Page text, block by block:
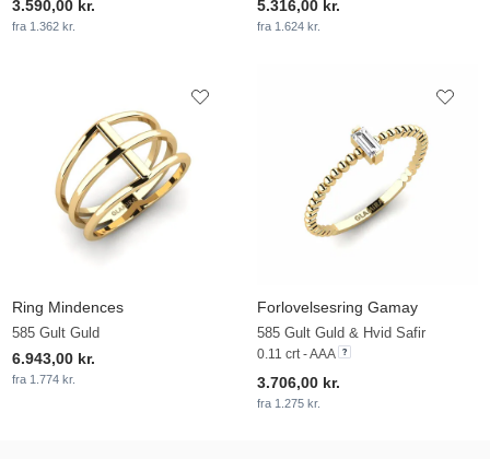
3.590,00 kr.
fra 1.362 kr.
5.316,00 kr.
fra 1.624 kr.
Ring Mindences
585 Gult Guld
6.943,00 kr.
fra 1.774 kr.
Forlovelsesring Gamay
585 Gult Guld & Hvid Safir
0.11 crt - AAA
3.706,00 kr.
fra 1.275 kr.